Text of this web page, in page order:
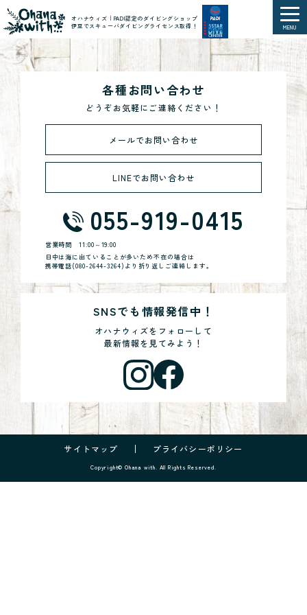
オハナウィズ｜PADI認定のダイビングショップ
伊豆でスキューバダイビングライセンス取得！
MENU
各種お問い合わせ
どうぞお気軽にご連絡ください！
メールでお問い合わせ
LINEでお問い合わせ
055-919-0415
営業時間11:00～19:00
日中は海に出ていることが多いため不在の場合は
携帯電話(080-2644-3264)より折り返しご連絡します。
SNSでも情報発信中！
オハナウィズをフォローして
最新情報を見てみよう！
サイトマップ プライバシーポリシー
Copyright© Ohana with. All Rights Reserved.